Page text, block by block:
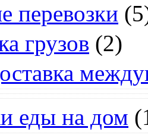
перевозки
грузов (2)
еды на дом